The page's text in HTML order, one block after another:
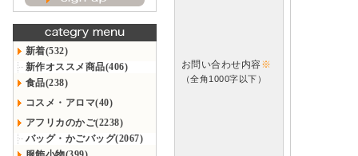
新着(532)
新作オススメ商品(406)
食品(238)
コスメ・アロマ(40)
アフリカのかご(2238)
バッグ・かごバッグ(2067)
お問い合わせ内容※
（全角1000字以下）